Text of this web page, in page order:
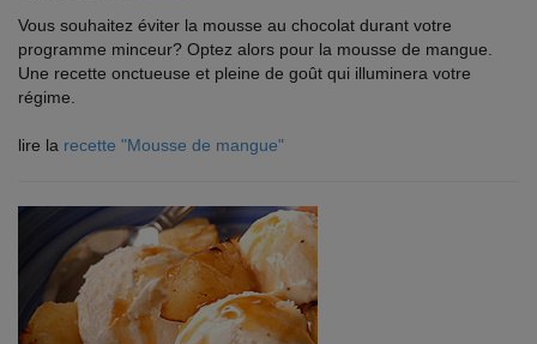
Vous souhaitez éviter la mousse au chocolat durant votre
programme minceur? Optez alors pour la mousse de mangue.
Une recette onctueuse et pleine de goût qui illuminera votre
régime.
lire la recette "Mousse de mangue"